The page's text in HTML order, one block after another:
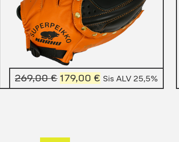
269,00€ Alkuperäinen
hinta
179,00€ Nykyinen
hinta
Sis ALV 25,5%